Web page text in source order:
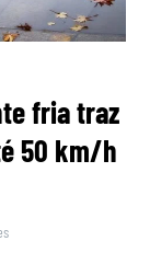
fria traz
50 km/h